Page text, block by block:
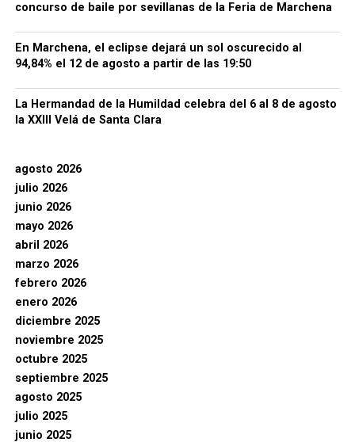
concurso de baile por sevillanas de la Feria de Marchena
En Marchena, el eclipse dejará un sol oscurecido al
94,84% el 12 de agosto a partir de las 19:50
La Hermandad de la Humildad celebra del 6 al 8 de agosto
la XXIII Velá de Santa Clara
agosto 2026
julio 2026
junio 2026
mayo 2026
abril 2026
marzo 2026
febrero 2026
enero 2026
diciembre 2025
noviembre 2025
octubre 2025
septiembre 2025
agosto 2025
julio 2025
junio 2025